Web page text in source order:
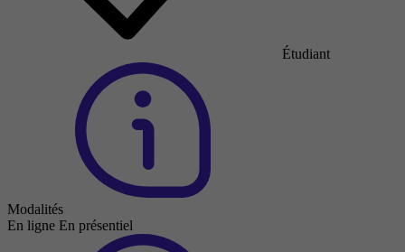
Étudiant
Modalités
En ligne En présentiel